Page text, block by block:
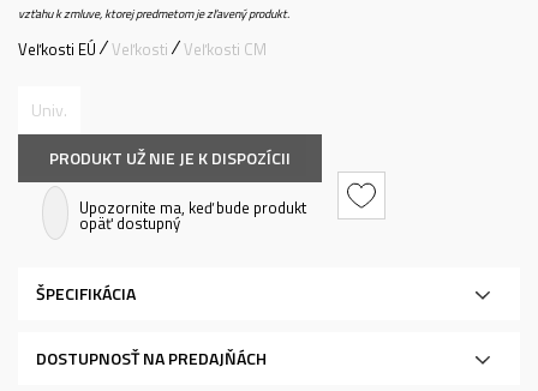
vzťahu k zmluve, ktorej predmetom je zľavený produkt.
Veľkosti EÚ Veľkosti Veľkosti CM
Univ.
PRODUKT UŽ NIE JE K DISPOZÍCII
Upozornite ma, keď bude produkt
opäť dostupný
ŠPECIFIKÁCIA
DOSTUPNOSŤ NA PREDAJŇÁCH